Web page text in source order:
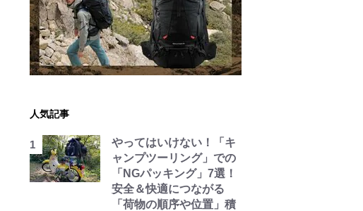
人気記事
やってはいけない！「キ
ャンプツーリング」での
「NGパッキング」7選！
安全＆快適につながる
「荷物の順序や位置」積